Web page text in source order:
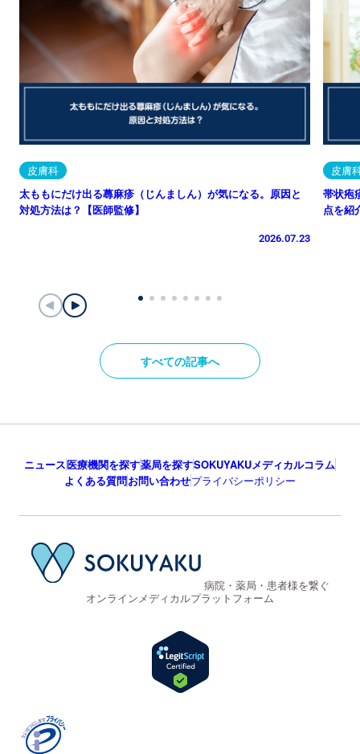
皮膚科
太ももにだけ出る蕁麻疹（じんましん）が気になる。原因と
対処方法は？【医師監修】
2026.07.23
皮膚
帯状疱
点を紹
すべての記事へ
ニュース医療機関を探す薬局を探すSOKUYAKUメディカルコラム
よくある質問お問い合わせプライバシーポリシー
病院・薬局・患者様を繋ぐ
オンラインメディカルプラットフォーム